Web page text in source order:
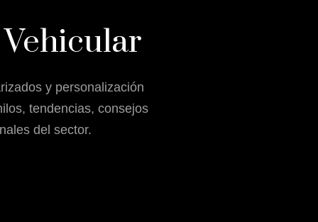
y personalización
tendencias, consejos
del sector.